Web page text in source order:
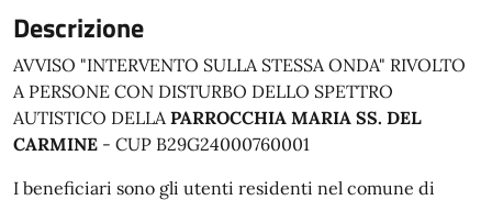
Descrizione
AVVISO "INTERVENTO SULLA STESSA ONDA" RIVOLTO
A PERSONE CON DISTURBO DELLO SPETTRO
AUTISTICO DELLAPARROCCHIA MARIA SS. DEL
CARMINE - CUP B29G24000760001
I beneficiari sono gli utenti residenti nel comune di